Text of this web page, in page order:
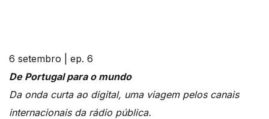
6 setembro | ep. 6
De Portugal para o mundo
Da onda curta ao digital, uma viagem pelos canais
internacionais da rádio pública.